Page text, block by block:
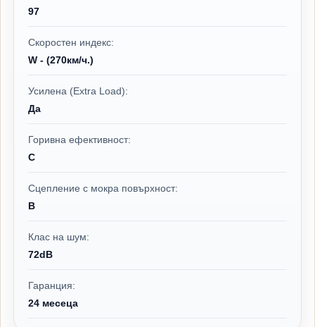
97
Скоростен индекс:
W - (270км/ч.)
Усилена (Extra Load):
Да
Горивна ефективност:
C
Сцепление с мокра повърхност:
B
Клас на шум:
72dB
Гаранция:
24 месеца